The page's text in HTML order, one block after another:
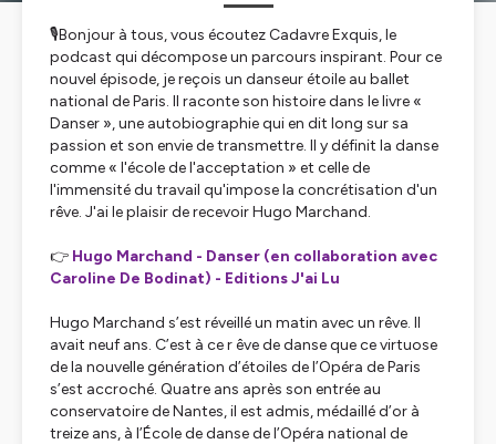
🎙️Bonjour à tous, vous écoutez Cadavre Exquis, le
podcast qui décompose un parcours inspirant. Pour ce
nouvel épisode, je reçois un danseur étoile au ballet
national de Paris. Il raconte son histoire dans le livre «
Danser », une autobiographie qui en dit long sur sa
passion et son envie de transmettre. Il y définit la danse
comme « l'école de l'acceptation » et celle de
l'immensité du travail qu'impose la concrétisation d'un
rêve. J'ai le plaisir de recevoir Hugo Marchand.
👉 Hugo Marchand - Danser (en collaboration avec
Caroline De Bodinat) - Editions J'ai Lu
Hugo Marchand s’est réveillé un matin avec un rêve. Il
avait neuf ans. C’est à ce r êve de danse que ce virtuose
de la nouvelle génération d’étoiles de l’Opéra de Paris
s’est accroché. Quatre ans après son entrée au
conservatoire de Nantes, il est admis, médaillé d’or à
treize ans, à l’École de danse de l’Opéra national de